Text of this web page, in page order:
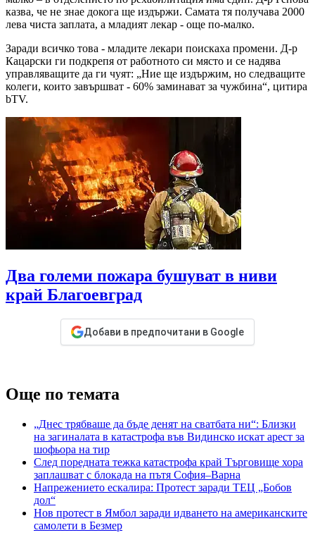
казва, че не знае докога ще издържи. Самата тя получава 2000
лева чиста заплата, а младият лекар - още по-малко.
Заради всичко това - младите лекари поискаха промени. Д-р
Кацарски ги подкрепя от работното си място и се надява
управляващите да ги чуят: „Ние ще издържим, но следващите
колеги, които завършват - 60% заминават за чужбина“, цитира
bTV.
Два големи пожара бушуват в ниви
край Благоевград
Добави в предпочитани в Google
Още по темата
„Днес трябваше да бъде денят на сватбата ни“: Близки
на загиналата в катастрофа във Видинско искат арест за
шофьора на тир
След поредната тежка катастрофа край Търговище хора
заплашват с блокада на пътя София–Варна
Напрежението ескалира: Протест заради ТЕЦ „Бобов
дол“
Нов протест в Ямбол заради идването на американските
самолети в Безмер